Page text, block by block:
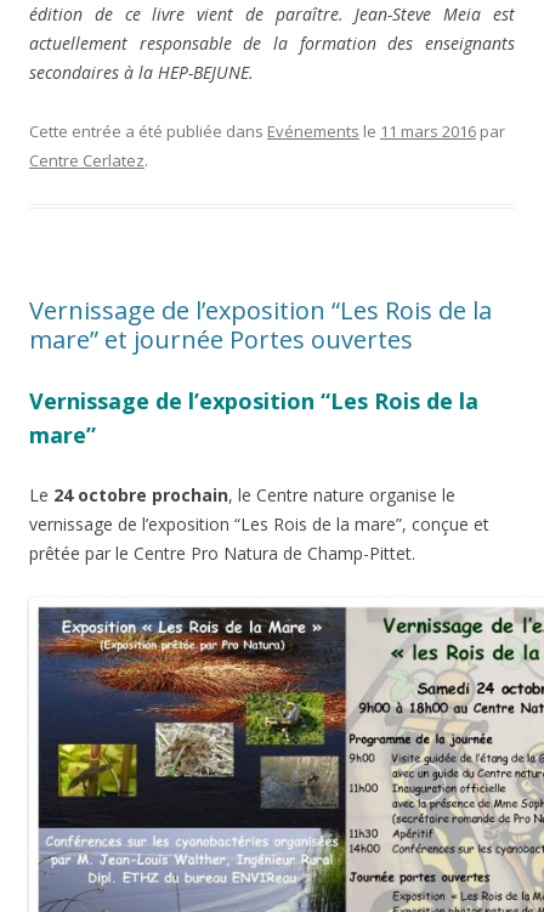
édition de ce livre vient de paraître. Jean-Steve Meia est
actuellement responsable de la formation des enseignants
secondaires à la HEP-BEJUNE.
Cette entrée a été publiée dans Evénements le 11 mars 2016 par
Centre Cerlatez.
Vernissage de l’exposition “Les Rois de la
mare” et journée Portes ouvertes
Vernissage de l’exposition “Les Rois de la
mare”
Le 24 octobre prochain, le Centre nature organise le
vernissage de l’exposition “Les Rois de la mare”, conçue et
prêtée par le Centre Pro Natura de Champ-Pittet.